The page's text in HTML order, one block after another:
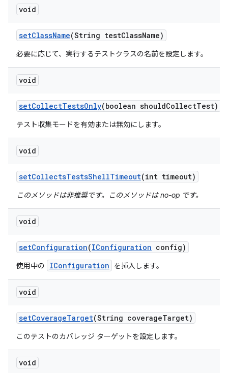
void
setClassName(String testClassName)
必要に応じて、実行するテストクラスの名前を設定します。
void
setCollectTestsOnly(boolean shouldCollectTest)
テスト収集モードを有効または無効にします。
void
setCollectsTestsShellTimeout(int timeout)
このメソッドは非推奨です。このメソッドは no-op です。
void
setConfiguration(IConfiguration config)
使用中の IConfiguration を挿入します。
void
setCoverageTarget(String coverageTarget)
このテストのカバレッジ ターゲットを設定します。
void